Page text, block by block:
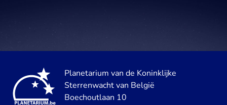
Planetarium van de Koninklijke
Sterrenwacht van België
Boechoutlaan 10